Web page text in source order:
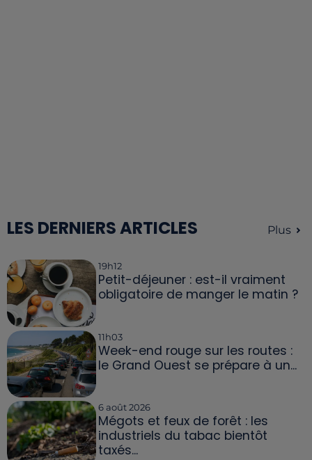
LES DERNIERS ARTICLES Plus
19h12
Petit-déjeuner : est-il vraiment
obligatoire de manger le matin ?
11h03
Week-end rouge sur les routes :
le Grand Ouest se prépare à un...
6 août 2026
Mégots et feux de forêt : les
industriels du tabac bientôt
taxés...